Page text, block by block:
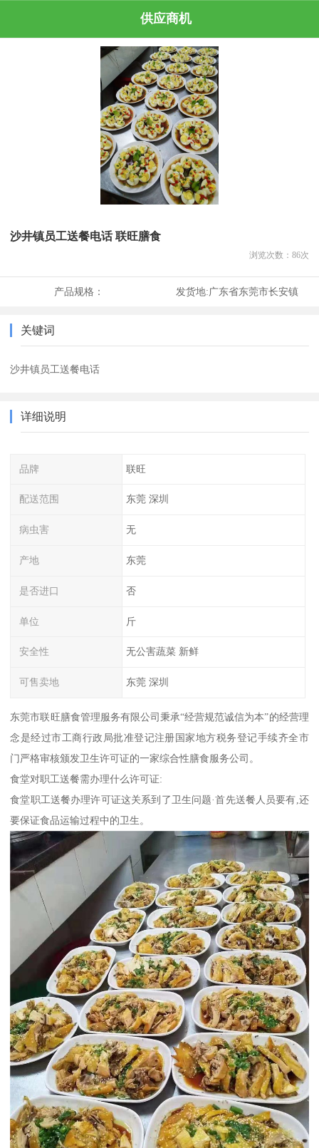
供应商机
沙井镇员工送餐电话 联旺膳食
浏览次数： 86次
产品规格： 发货地:广东省东莞市长安镇
关键词
沙井镇员工送餐电话
详细说明
品牌 联旺
配送范围 东莞 深圳
病虫害 无
产地 东莞
是否进口 否
单位 斤
安全性 无公害蔬菜 新鲜
可售卖地 东莞 深圳
东莞市联旺膳食管理服务有限公司秉承“经营规范诚信为本”的经营理
念是经过市工商行政局批准登记注册国家地方税务登记手续齐全市
门严格审核颁发卫生许可证的一家综合性膳食服务公司。
食堂对职工送餐需办理什么许可证:
食堂职工送餐办理许可证这关系到了卫生问题·首先送餐人员要有,还
要保证食品运输过程中的卫生。